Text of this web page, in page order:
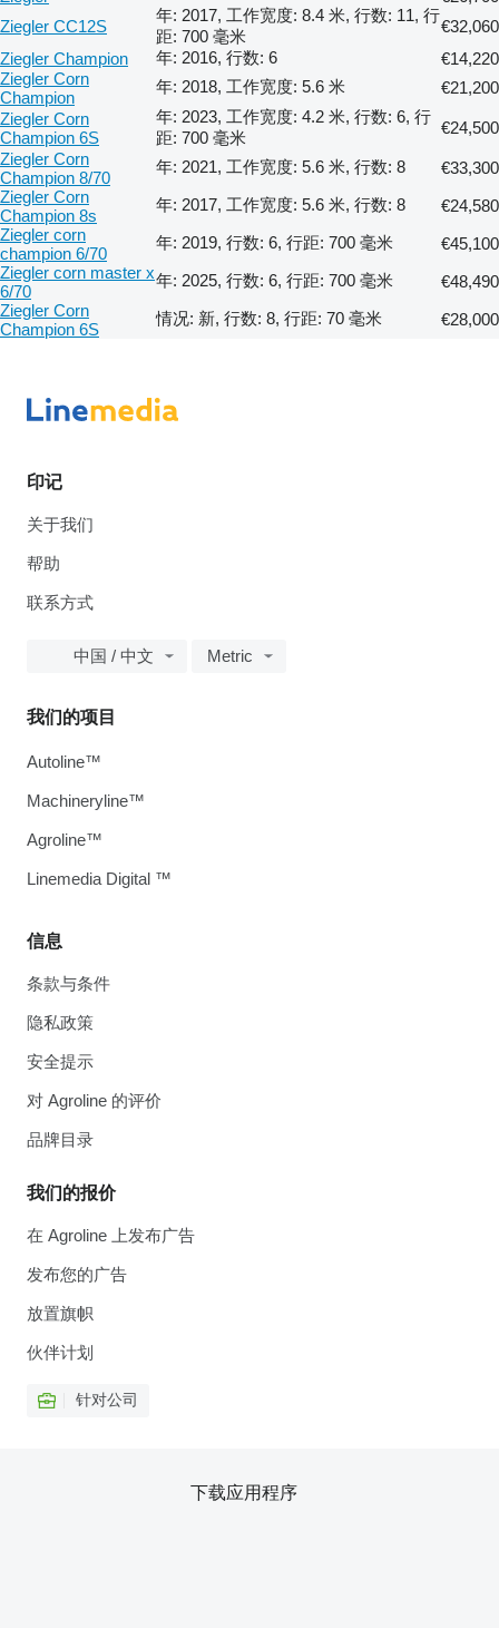
Ziegler CC12S
年: 2017, 工作宽度: 8.4 米, 行数: 11, 行
距: 700 毫米
€32,060
Ziegler Champion
年: 2016, 行数: 6
€14,220
Ziegler Corn
Champion
年: 2018, 工作宽度: 5.6 米
€21,200
Ziegler Corn
Champion 6S
年: 2023, 工作宽度: 4.2 米, 行数: 6, 行
距: 700 毫米
€24,500
Ziegler Corn
Champion 8/70
年: 2021, 工作宽度: 5.6 米, 行数: 8
€33,300
Ziegler Corn
Champion 8s
年: 2017, 工作宽度: 5.6 米, 行数: 8
€24,580
Ziegler corn
champion 6/70
年: 2019, 行数: 6, 行距: 700 毫米
€45,100
Ziegler corn master x
6/70
年: 2025, 行数: 6, 行距: 700 毫米
€48,490
Ziegler Corn
Champion 6S
情况: 新, 行数: 8, 行距: 70 毫米 €28,000
印记
关于我们
帮助
联系方式
中国 / 中文 Metric
信息
条款与条件
隐私政策
安全提示
对 Agroline 的评价
品牌目录
我们的报价
在 Agroline 上发布广告
发布您的广告
放置旗帜
伙伴计划
针对公司
我们的项目
Autoline™
Machineryline™
Agroline™
Linemedia Digital ™
下载应用程序